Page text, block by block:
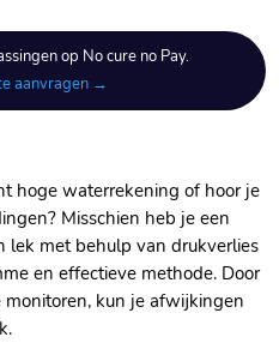
op No cure no Pay.
aanvragen →
hoge waterrekening of hoor je
Misschien heb je een
lek met behulp van drukverlies
en effectieve methode.​ Door
kun je afwijkingen